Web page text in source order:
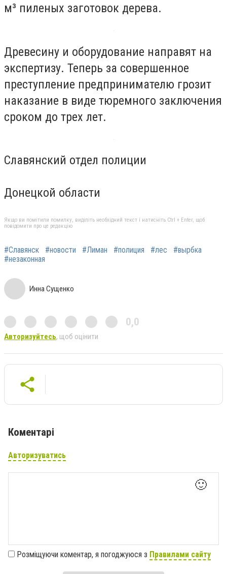
м³ пиленых заготовок дерева.
Древесину и оборудование направят на
экспертизу. Теперь за совершенное
преступление предпринимателю грозит
наказание в виде тюремного заключения
сроком до трех лет.
Славянский отдел полиции
Донецкой области
Якщо ви помітили помилку, виділіть необхідний текст і натисніть Ctrl + Enter, щоб
повідомити про це редакцію
#Славянск #новости #Лиман #полиция #лес
#вырбка
#незаконная
Инна Сущенко
0,0
Авторизуйтесь, щоб оцінити
Коментарі
Авторизуватись
🙂
Розміщуючи коментар, я погоджуюся з Правилами сайту